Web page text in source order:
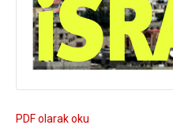
PDF olarak oku